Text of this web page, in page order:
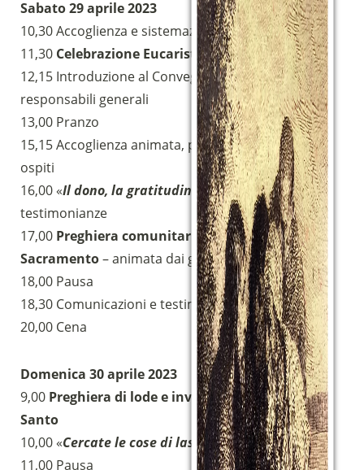
Sabato 29 aprile 2023
10,30 Accoglienza e sistemazione
11,30 Celebrazione Eucaristica
12,15 Introduzione al Convegno – a cura dei
responsabili generali
13,00 Pranzo
15,15 Accoglienza animata, presentazione degli
ospiti
16,00 «Il dono, la gratitudine, la gioia »
testimonianze
17,00 Preghiera comunitaria davanti al Ss.mo
Sacramento– animata dai giovani
18,00 Pausa
18,30 Comunicazioni e testimonianze
20,00 Cena
Domenica 30 aprile 2023
9,00 Preghiera di lode e invocazione dello Spirito
Santo
10,00 «Cercate le cose di lassù»
11,00 Pausa
Sostieni la Comunità Magnificat
Fai una donazione sul nostro conto
bancario
IBAN:IT49S0200803039000102071988
(clicca per copiare)